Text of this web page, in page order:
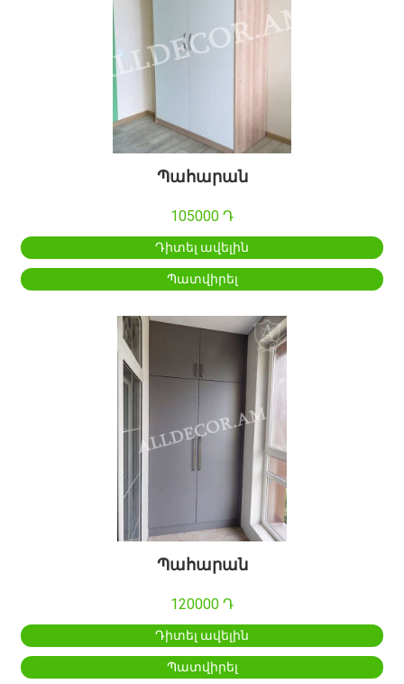
Պահարան
105000 Դ
Դիտել ավելին
Պատվիրել
Պահարան
120000 Դ
Դիտել ավելին
Պատվիրել